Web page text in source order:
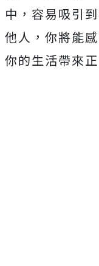
中，容易吸引
他人，你將能
你的生活帶來